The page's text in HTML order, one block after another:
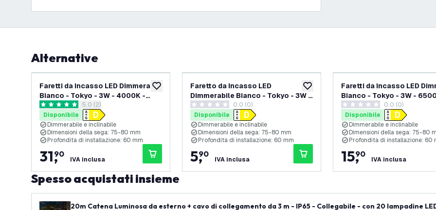
Alternative
aggiungi alla lista desideri
Faretti da Incasso LED Dimmerabili
Bianco - Tokyo - 3W - 4000K -
Ã¸92mm - 6 packapri il cassetto delle recensioni
5 stelle di valutazione
5.0 (2)
Disponibile
Dimmerabile e inclinabile
Dimensioni della sega: 75-80 mm
Profondità di installazione: 60 mm
31,
90
IVA inclusa
aggiungi alla lista desideri
Faretto da Incasso LED
Dimmerabile Bianco - Tokyo - 3W -
4000K - Ã¸92mm
0 stelle di valutazione
0.0 (0)
Disponibile
Dimmerabile e inclinabile
Dimensioni della sega: 75-80 mm
Profondità di installazione: 60 mm
5,
90
IVA inclusa
Faretti da Incasso LED
Bianco - Tokyo - 3W -
Ã¸92mm - 3 pack
0 stelle di valutazione
0.0 (0)
Disponibile
Dimmerabile e inclinabile
Dimensioni della sega: 75-80
Profondità di installazione: 60
15,
90
IVA inclusa
Spesso acquistati insieme
20m Catena Luminosa da esterno + cavo di collegamento da 3 m - IP65 - Collegabile - con 20 lampadine